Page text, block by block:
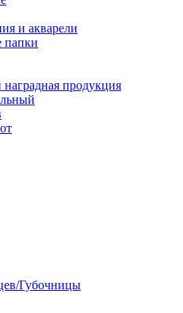
и акварели
папки
наградная продукция
Губочницы